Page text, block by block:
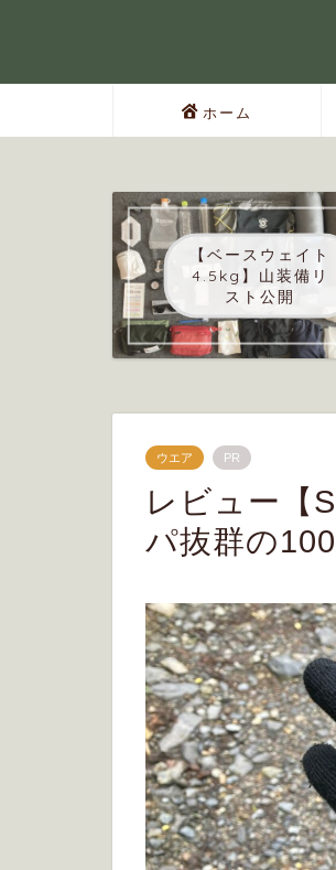
ホーム
【ベースウェイト
4.5kg】山装備リ
スト公開
ウエア PR
レビュー【
パ抜群の